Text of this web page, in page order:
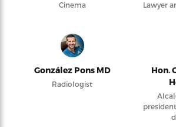
Cinema Lawyer
González Pons MD
Radiologist
Hon.